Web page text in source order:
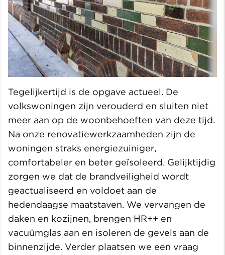
Tegelijkertijd is de opgave actueel. De
volkswoningen zijn verouderd en sluiten niet
meer aan op de woonbehoeften van deze tijd.
Na onze renovatiewerkzaamheden zijn de
woningen straks energiezuiniger,
comfortabeler en beter geïsoleerd. Gelijktijdig
zorgen we dat de brandveiligheid wordt
geactualiseerd en voldoet aan de
hedendaagse maatstaven. We vervangen de
daken en kozijnen, brengen HR++ en
vacuümglas aan en isoleren de gevels aan de
binnenzijde. Verder plaatsen we een vraag